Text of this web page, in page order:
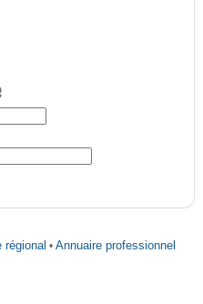
régional •Annuaire professionnel